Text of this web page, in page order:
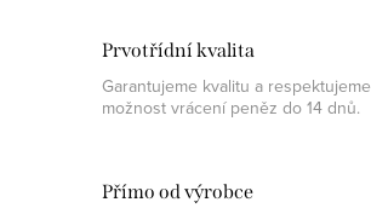
Prvotřídní kvalita
Garantujeme kvalitu a respektujeme
možnost vrácení peněz do 14 dnů.
Přímo od výrobce